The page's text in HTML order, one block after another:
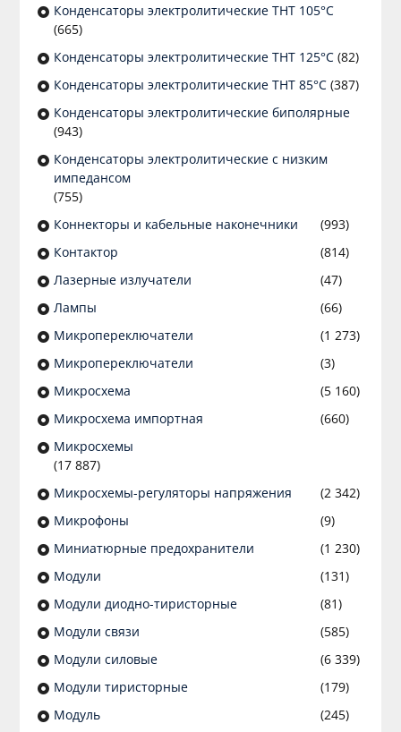
Конденсаторы электролитические THT 105°C
(665)
Конденсаторы электролитические THT 125°C(82)
Конденсаторы электролитические THT 85°C(387)
Конденсаторы электролитические биполярные
(943)
Конденсаторы электролитические с низким
импедансом
(755)
Коннекторы и кабельные наконечники
(993)
Контактор
(814)
Лазерные излучатели
(47)
Лампы
(66)
Микропереключатели
(1 273)
Микропереключатели
(3)
Микросхема
(5 160)
Микросхема импортная
(660)
Микросхемы
(17 887)
Микросхемы-регуляторы напряжения
(2 342)
Микрофоны
(9)
Миниатюрные предохранители
(1 230)
Модули
(131)
Модули диодно-тиристорные
(81)
Модули связи
(585)
Модули силовые
(6 339)
Модули тиристорные
(179)
Модуль
(245)